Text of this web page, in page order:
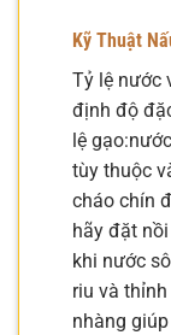
Kỹ Thuật
Tỷ lệ nước
định độ
lệ
tùy thuộc
cháo chín
hãy đặt
khi nước
riu và
nhàng